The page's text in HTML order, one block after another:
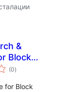
&
Block
(0общо
оценки
)
for Block